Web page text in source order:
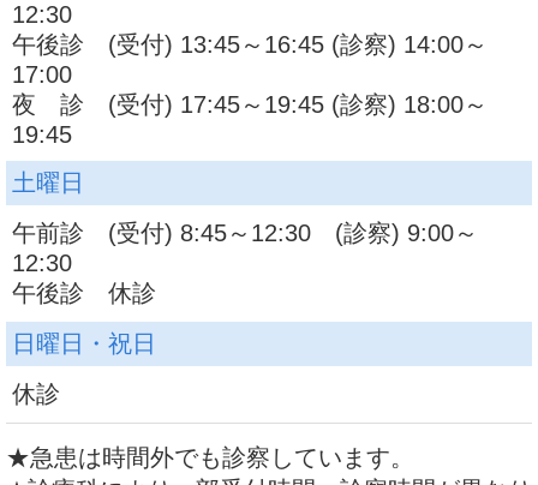
12:30
午後診 (受付) 13:45～16:45 (診察) 14:00～
17:00
夜 診 (受付) 17:45～19:45 (診察) 18:00～
19:45
土曜日
午前診 (受付) 8:45～12:30 (診察) 9:00～
12:30
午後診 休診
日曜日・祝日
休診
★急患は時間外でも診察しています。